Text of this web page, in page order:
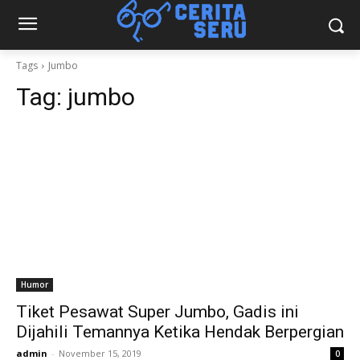
Tags Jumbo
Tag: jumbo
Humor
Tiket Pesawat Super Jumbo, Gadis ini
Dijahili Temannya Ketika Hendak Berpergian
admin - November 15, 2019 0